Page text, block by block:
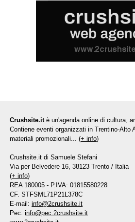
Crushsite.it è un'agenda online di cultura,
Contiene eventi organizzati in Trentino-Alto
materiali promozionali... (+ info)
Crushsite.it di Samuele Stefani
Via per Belvedere 16, 38123 Trento / Italia
(+ info)
REA 180005 - P.IVA: 01815580228
CF. STFSML71P21L378C
E-mail: info@2crushsite.it
Pec: info@pec.2crushsite.it